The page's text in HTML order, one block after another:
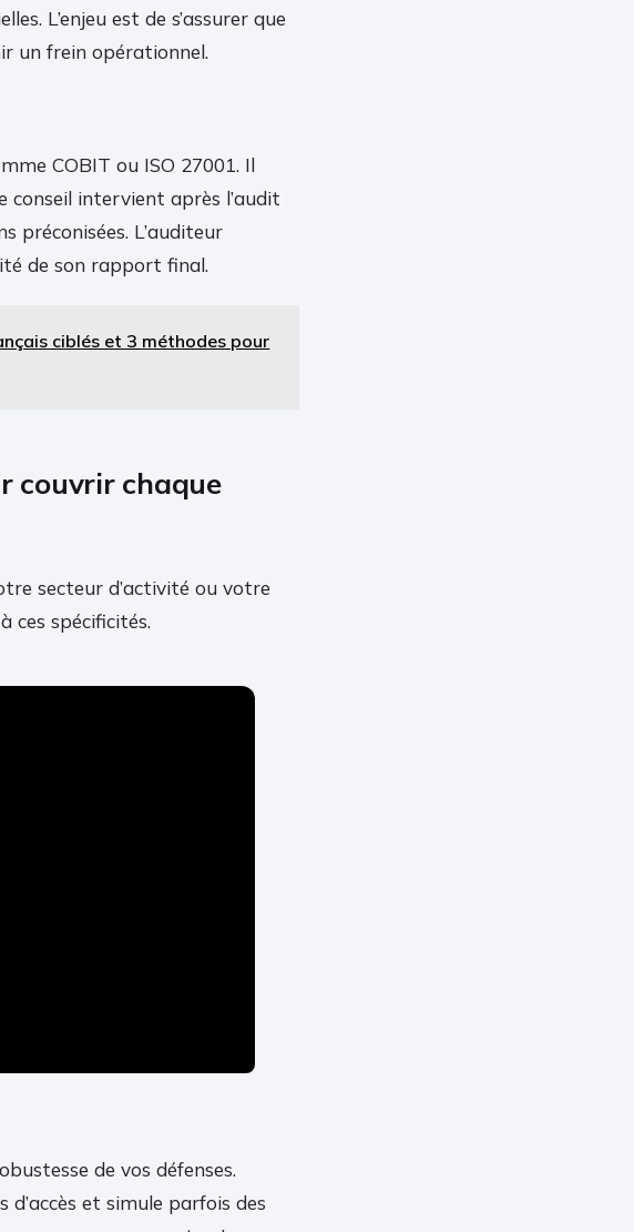
L’enjeu est de s’assurer que
un frein opérationnel.
COBIT ou ISO 27001. Il
conseil intervient après l’audit
préconisées. L’auditeur
de son rapport final.
ciblés et 3 méthodes pour
couvrir chaque
secteur d’activité ou votre
ces spécificités.
de vos défenses.
et simule parfois des